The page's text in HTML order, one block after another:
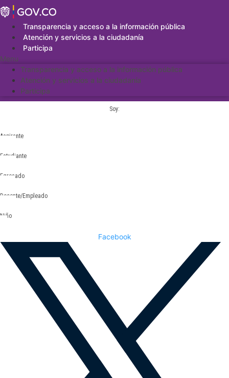
Saltar
al
contenidoTransparencia y acceso a la información pública
Atención y servicios a la ciudadanía
Participa
Menu
Transparencia y acceso a la información pública
Atención y servicios a la ciudadanía
Participa
Soy:
Aspirante
Estudiante
Egresado
Docente/Empleado
Niño
Facebook